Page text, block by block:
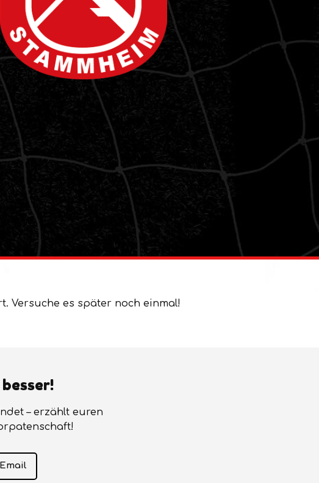
Versuche es später noch einmal!
– erzählt euren
Email